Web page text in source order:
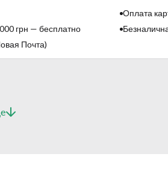
грн — бесплатно
Почта)
Оплата
ще